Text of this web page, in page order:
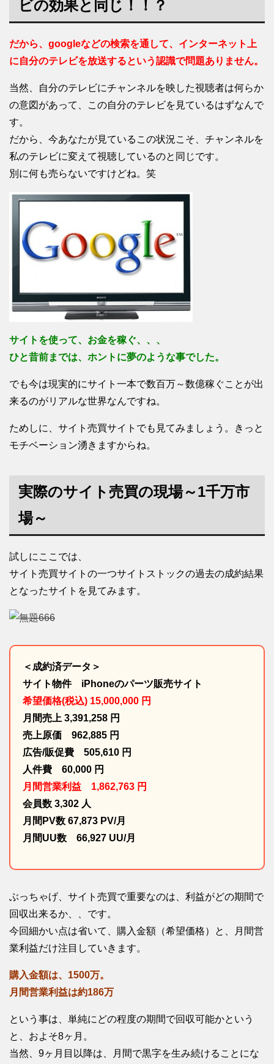
ビの効果と同じ！！？
だから、googleなどの検索を通して、インターネット上
に自分のテレビを放送するという認識で問題ありません。
当然、自分のテレビにチャンネルを映した視聴者は何らか
の意図があって、この自分のテレビを見ているはずなんで
す。
だから、今あなたが見ているこの状況こそ、チャンネルを
私のテレビに変えて視聴しているのと同じです。
別に何も売らないですけどね。笑
サイトを使って、お金を稼ぐ、、、
ひと昔前までは、ホントに夢のような事でした。
でも今は現実的にサイト一本で数百万～数億稼ぐことが出
来るのがリアルな世界なんですね。
ためしに、サイト売買サイトでも見てみましょう。きっと
モチベーション湧きますからね。
実際のサイト売買の現場～1千万市
場～
試しにここでは、
サイト売買サイトの一つサイトストックの過去の成約結果
となったサイトを見てみます。
＜成約済データ＞
サイト物件 iPhoneのパーツ販売サイト
希望価格(税込) 15,000,000 円
月間売上 3,391,258 円
売上原価 962,885 円
広告/販促費 505,610 円
人件費 60,000 円
月間営業利益 1,862,763 円
会員数 3,302 人
月間PV数 67,873 PV/月
月間UU数 66,927 UU/月
ぶっちゃげ、サイト売買で重要なのは、利益がどの期間で
回収出来るか、、です。
今回細かい点は省いて、購入金額（希望価格）と、月間営
業利益だけ注目していきます。
購入金額は、1500万。
月間営業利益は約186万
という事は、単純にどの程度の期間で回収可能かという
と、およそ8ヶ月。
当然、9ヶ月目以降は、月間で黒字を生み続けることにな